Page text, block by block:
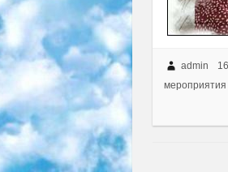
admin
мероприятия